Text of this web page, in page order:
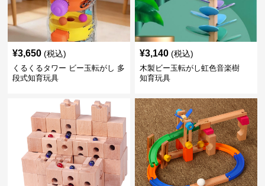
¥3,650 (税込)
くるくるタワー ビー玉転がし 多
段式知育玩具
¥3,140 (税込)
木製ビー玉転がし虹色音楽樹
知育玩具